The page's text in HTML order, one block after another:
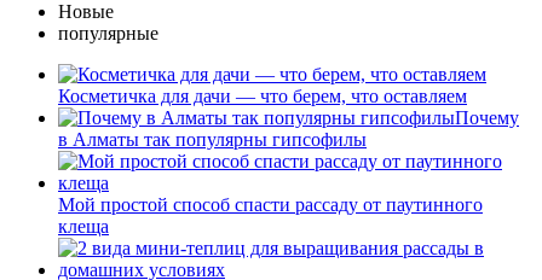
Новые
популярные
Косметичка для дачи — что берем, что оставляем
Почему
в Алматы так популярны гипсофилы
Мой простой способ спасти рассаду от паутинного
клеща